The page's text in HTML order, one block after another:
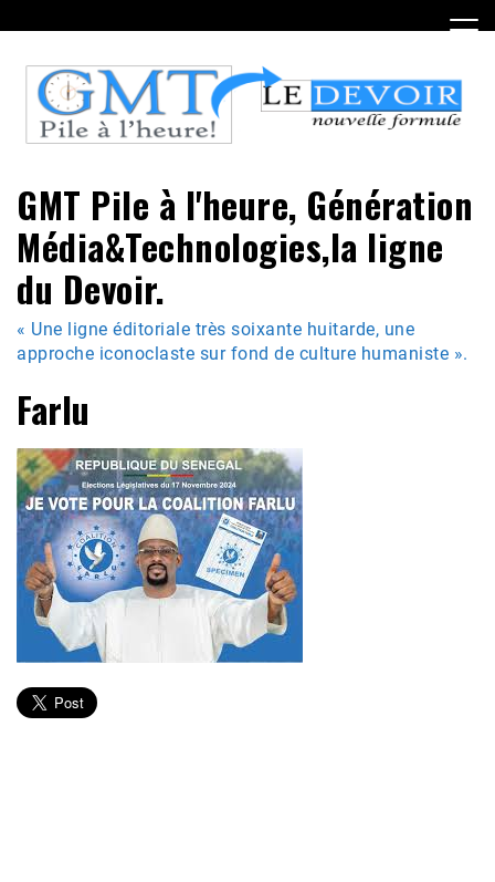
to
content
GMT Pile à l'heure, Génération
Média&Technologies,la ligne
du Devoir.
« Une ligne éditoriale très soixante huitarde, une
approche iconoclaste sur fond de culture humaniste ».
Farlu